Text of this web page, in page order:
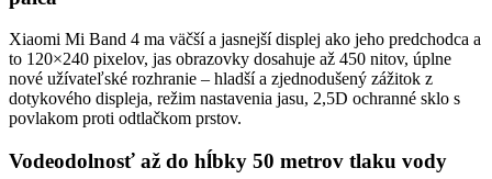
Xiaomi Mi Band 4 ma väčší a jasnejší displej ako jeho predchodca a
to 120×240 pixelov, jas obrazovky dosahuje až 450 nitov, úplne
nové užívateľské rozhranie – hladší a zjednodušený zážitok z
dotykového displeja, režim nastavenia jasu, 2,5D ochranné sklo s
povlakom proti odtlačkom prstov.
Vodeodolnosť až do hĺbky 50 metrov tlaku vody